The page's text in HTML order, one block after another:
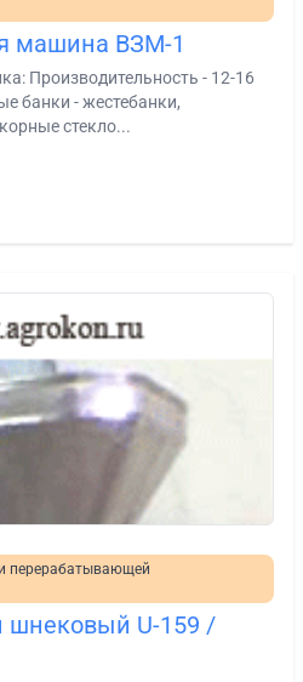
машина ВЗМ-1
Производительность - 12-16
банки - жестебанки,
стекло...
перерабатывающей
U-159 /